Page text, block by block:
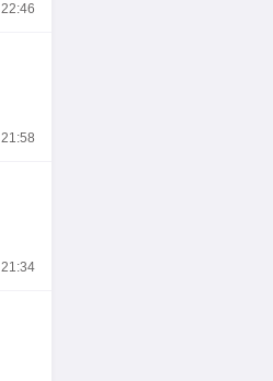
22:46
21:58
21:34